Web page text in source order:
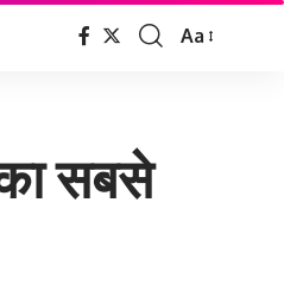
Font
Aa
सबसे